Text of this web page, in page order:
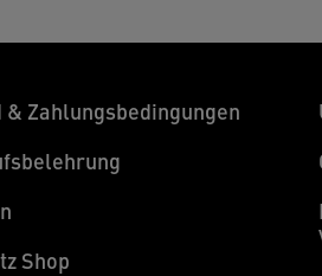
& Zahlungsbedingungen
Shop